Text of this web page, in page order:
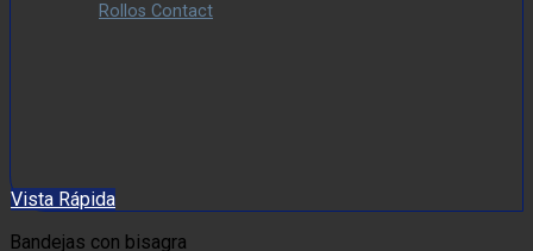
Rollos Contact
Vista Rápida
Bandejas con bisagra